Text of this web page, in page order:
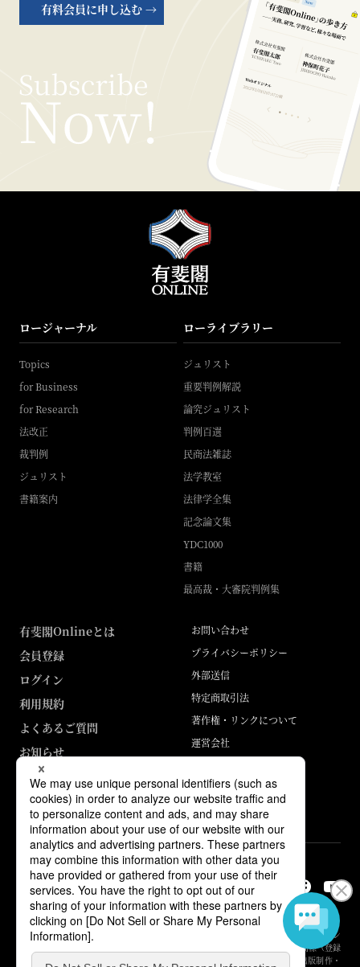
有料会員に申し込む →
ロージャーナル
Topics
for Business
for Research
法改正
裁判例
ジュリスト
書籍案内
ローライブラリー
ジュリスト
重要判例解説
論究ジュリスト
判例百選
民商法雑誌
法学教室
法律学全集
記念論文集
YDC1000
書籍
最高裁・大審院判例集
有斐閣Onlineとは
会員登録
ログイン
利用規約
よくあるご質問
お知らせ
お問い合わせ
プライバシーポリシー
外部送信
特定商取引法
著作権・リンクについて
運営会社
ABJマークは、この電子書店・電子書籍配信サービスが、著作権者からコン
テンツ使用許諾を得た正規版配信サービスであることを示す登録商標（登録
番号 第6091713号）です。詳しくは［ABJマーク］または［電子出版制作・